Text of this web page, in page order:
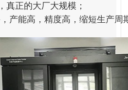
真正的大厂大规模；
产能高，精度高，缩短生产周